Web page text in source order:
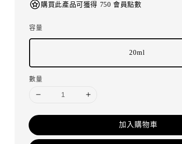
購買此產品可獲得 750 會員點數
容量
20ml
數量
加入購物車